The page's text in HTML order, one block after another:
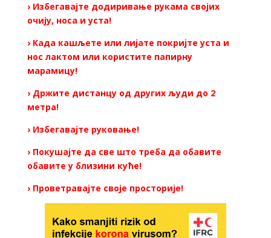
› Избегавајте додиривање рукама својих
очију, носа и уста!
› Када кашљете или лијате покријте уста и
нос лактом или користите папирну
марамицу!
› Држите дистанцу од других људи до 2
метра!
› Избегавајте руковање!
› Покушајте да све што треба да обавите
обавите у близини куће!
› Проветравајте своје просторије!